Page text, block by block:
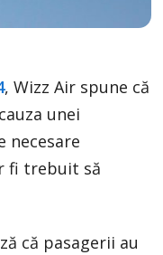
, Wizz Air spune că
unei
necesare
fi trebuit să
că pasagerii au